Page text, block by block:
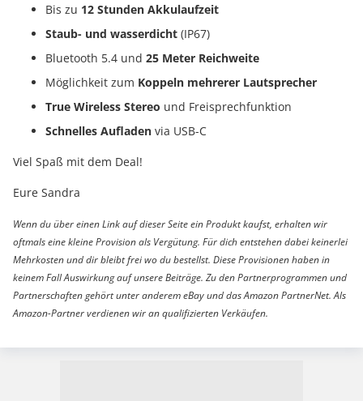
Bis zu 12 Stunden Akkulaufzeit
Staub- und wasserdicht (IP67)
Bluetooth 5.4 und 25 Meter Reichweite
Möglichkeit zum Koppeln mehrerer Lautsprecher
True Wireless Stereo und Freisprechfunktion
Schnelles Aufladen via USB-C
Viel Spaß mit dem Deal!
Eure Sandra
Wenn du über einen Link auf dieser Seite ein Produkt kaufst, erhalten wir
oftmals eine kleine Provision als Vergütung. Für dich entstehen dabei keinerlei
Mehrkosten und dir bleibt frei wo du bestellst. Diese Provisionen haben in
keinem Fall Auswirkung auf unsere Beiträge. Zu den Partnerprogrammen und
Partnerschaften gehört unter anderem eBay und das Amazon PartnerNet. Als
Amazon-Partner verdienen wir an qualifizierten Verkäufen.